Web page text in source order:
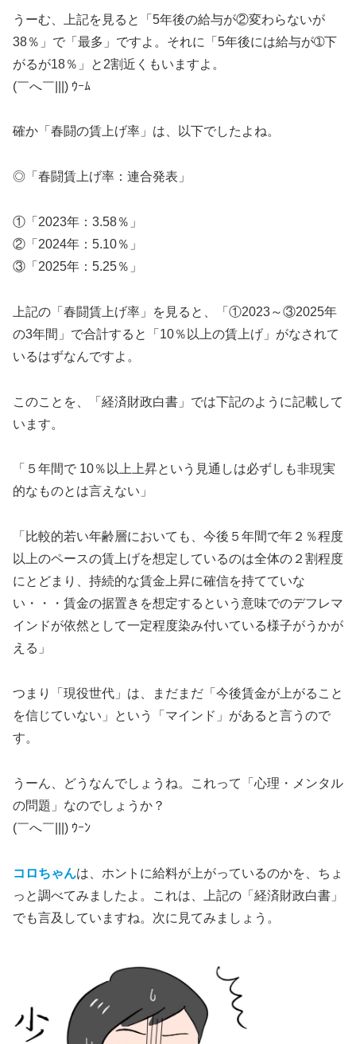
うーむ、上記を見ると「5年後の給与が②変わらないが
38％」で「最多」ですよ。それに「5年後には給与が➀下
がるが18％」と2割近くもいますよ。
(￣へ￣|||) ｳｰﾑ
確か「春闘の賃上げ率」は、以下でしたよね。
◎「春闘賃上げ率：連合発表」
①「2023年：3.58％」
②「2024年：5.10％」
③「2025年：5.25％」
上記の「春闘賃上げ率」を見ると、「①2023～③2025年
の3年間」で合計すると「10％以上の賃上げ」がなされて
いるはずなんですよ。
このことを、「経済財政白書」では下記のように記載して
います。
「５年間で 10％以上上昇という見通しは必ずしも非現実
的なものとは言えない」
「比較的若い年齢層においても、今後５年間で年２％程度
以上のペースの賃上げを想定しているのは全体の２割程度
にとどまり、持続的な賃金上昇に確信を持てていな
い・・・賃金の据置きを想定するという意味でのデフレマ
インドが依然として一定程度染み付いている様子がうかが
える」
つまり「現役世代」は、まだまだ「今後賃金が上がること
を信じていない」という「マインド」があると言うので
す。
うーん、どうなんでしょうね。これって「心理・メンタル
の問題」なのでしょうか？
(￣へ￣|||) ｳｰﾝ
コロちゃんは、ホントに給料が上がっているのかを、ちょ
っと調べてみましたよ。これは、上記の「経済財政白書」
でも言及していますね。次に見てみましょう。